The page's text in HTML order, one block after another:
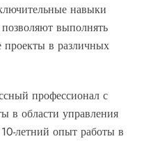
навыки
выполнять
в различных
профессионал с
в области управления
летний опыт работы в